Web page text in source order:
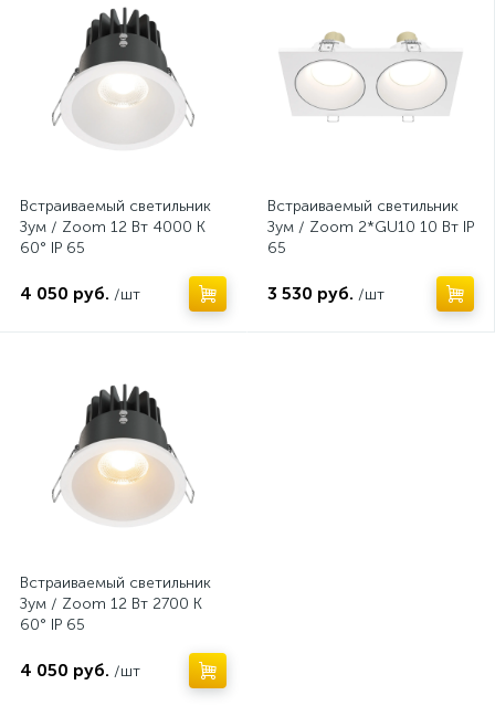
Встраиваемый светильник
Зум / Zoom 12 Вт 4000 К
60° IP 65
4 050 руб. /шт
Встраиваемый светильник
Зум / Zoom 2*GU10 10 Вт IP
65
3 530 руб. /шт
Встраиваемый светильник
Зум / Zoom 12 Вт 2700 К
60° IP 65
4 050 руб. /шт